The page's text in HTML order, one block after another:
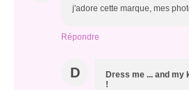
j'adore cette marque, mes
Répondre
D
Dress me ... and my
!